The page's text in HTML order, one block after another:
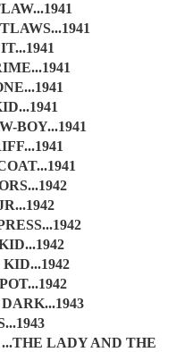
BOY...1941
LADY AND THE